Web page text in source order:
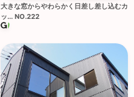
大きな窓からやわらかく日差し差し込むカ
ッ... NO.222